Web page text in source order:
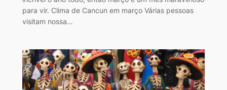
para vir. Clima de Cancun em março Várias pessoas
visitam nossa…